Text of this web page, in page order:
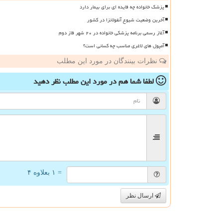
پزشک خانواده چه فایده ای برای بیمار دارد
آخرین وضعیت شیوع آنفولانزا در کشور
آغاز رسمی برنامه پزشکی خانواده در ۲۰ شهر فاز دوم
آمپول های لاغری مناسب چه کسانی است؟
نظرات بینندگان در مورد این مطلب
لطفا شما همدر مورد این مطلبنظر دهید
= ۱ بعلاوه ۴
ارسال نظر